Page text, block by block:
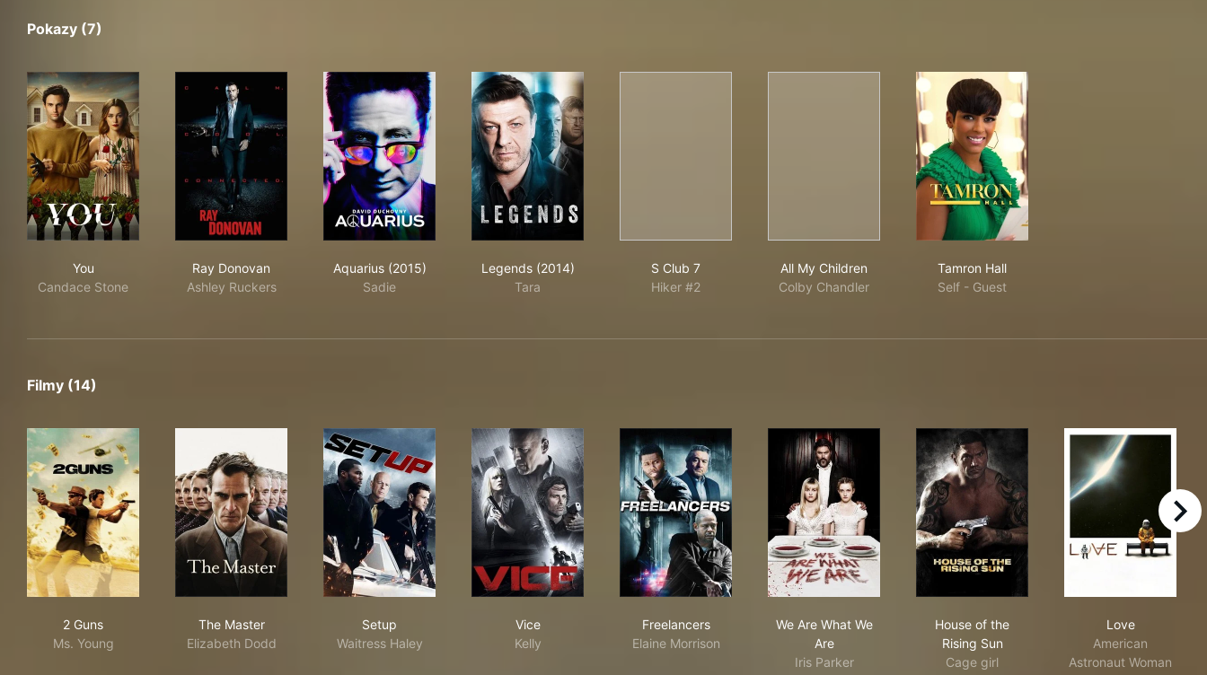
Pokazy (7)
You
Candace Stone
Ray Donovan
Ashley Ruckers
Aquarius (2015)
Sadie
Legends (2014)
Tara
S Club 7
Hiker #2
All My Children
Colby Chandler
Tamron Hall
Self - Guest
Filmy (14)
2 Guns
Ms. Young
The Master
Elizabeth Dodd
Setup
Waitress Haley
Vice
Kelly
Freelancers
Elaine Morrison
We Are What We
Are
Iris Parker
House of the
Rising Sun
Cage girl
Love
American
Astronaut Woman
right